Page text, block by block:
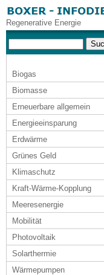
Regenerative Energie
Biogas
Biomasse
Erneuerbare allgemein
Energieeinsparung
Erdwärme
Grünes Geld
Klimaschutz
Kraft-Wärme-Kopplung
Meeresenergie
Mobilität
Photovoltaik
Solarthermie
Wärmepumpen